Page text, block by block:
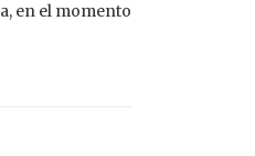
en el momento